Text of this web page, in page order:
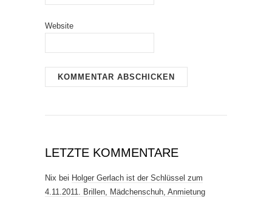
Website
LETZTE KOMMENTARE
Nix bei Holger Gerlach ist der Schlüssel zum
4.11.2011. Brillen, Mädchenschuh, Anmietung